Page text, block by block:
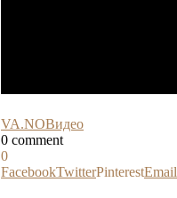
VA.NOВидео
0 comment
0
FacebookTwitterPinterestEmail